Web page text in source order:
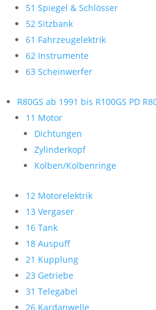
51 Spiegel & Schlösser
52 Sitzbank
61 Fahrzeugelektrik
62 Instrumente
63 Scheinwerfer
R80GS ab 1991 bis R100GS PD
11 Motor
Dichtungen
Zylinderkopf
Kolben/Kolbenringe
12 Motorelektrik
13 Vergaser
16 Tank
18 Auspuff
21 Kupplung
23 Getriebe
31 Telegabel
26 Kardanwelle